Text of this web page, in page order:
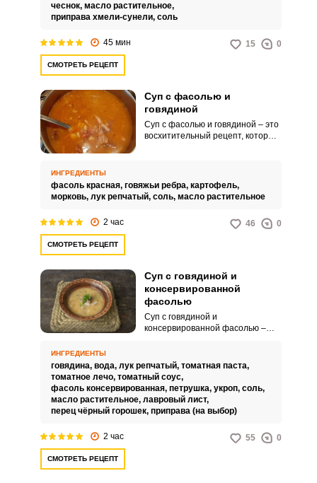
чеснок, масло растительное,
приправа хмели-сунели, соль
45 мин 15 0
СМОТРЕТЬ РЕЦЕПТ
Суп с фасолью и
говядиной
Суп с фасолью и говядиной – это
восхитительный рецепт, который
понадобятся доступные
ингредиенты, которые можно
найти в ближайшем
ИНГРЕДИЕНТЫ
фасоль красная, говяжьи ребра, картофель,
морковь, лук репчатый, соль, масло растительное
2 час 46 0
СМОТРЕТЬ РЕЦЕПТ
Суп с говядиной и
консервированной
фасолью
Суп с говядиной и
консервированной фасолью –
кого угодно, даже самого
голодного работника и самого
капризного и привередливого
ребёнка! Такой суп очень полезно
есть во время болезни и холодов,
ингредиентам:Консервированную
ИНГРЕДИЕНТЫ
говядина, вода, лук репчатый, томатная паста,
томатное лечо, томатный соус,
фасоль консервированная, петрушка, укроп, соль,
масло растительное, лавровый лист,
перец чёрный горошек, приправа (на выбор)
2 час 55 0
СМОТРЕТЬ РЕЦЕПТ